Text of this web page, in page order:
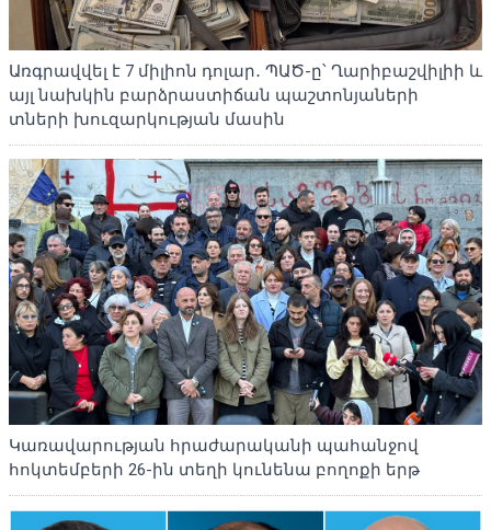
Առգրավվել է 7 միլիոն դոլար․ ՊԱԾ-ը՝ Ղարիբաշվիլիի և
այլ նախկին բարձրաստիճան պաշտոնյաների
տների խուզարկության մասին
Կառավարության հրաժարականի պահանջով
հոկտեմբերի 26-ին տեղի կունենա բողոքի երթ